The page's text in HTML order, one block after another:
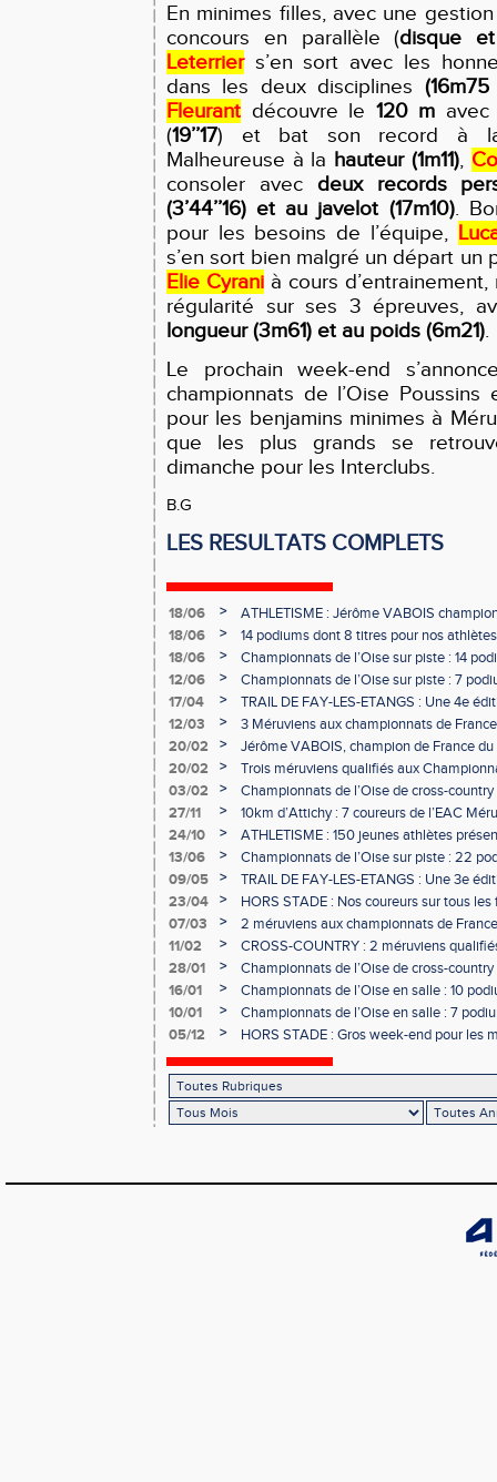
En minimes filles, avec une
concours en parallèle (disque
Leterriers’en sort avec les
dans les deux disciplines
Fleurant découvre le 120 m
(19’’17) et bat son record à
Malheureuse à la hauteur (1m11),
consoler avec deux records
(3’44’’16) et au javelot (17m10).
pour les besoins de l’équipe,
s’en sort bien malgré un départ un
Elie Cyrani à cours
régularité sur ses 3 épreuves,
longueur(3m61) et au poids (6m21).
Le prochain week-end
championnats de l’Oise
pour les benjamins minimes à
que les plus grands se
dimanche pour les Interclubs.
B.G
LES RESULTATS COMPLETS
18/06 >
ATHLETISME : Jérôme VABOIS
18/06
>
14 podiums dont 8 titres pour nos
18/06
>
Championnats de l’Oise sur piste : 14
12/06
>
Championnats de l’Oise sur piste : 7
17/04
>
TRAIL DE FAY-LES-ETANGS : Une 4e
participants !
12/03 >
3 Méruviens aux championnats de
20/02
>
Jérôme VABOIS, champion de France
20/02
>
Trois méruviens qualifiés aux
country !
03/02 >
Championnats de l’Oise de cross-
les méruviens !
27/11 >
10km d’Attichy : 7 coureurs de l’EAC
de France !
24/10 >
ATHLETISME : 150 jeunes athlètes
13/06
>
Championnats de l’Oise sur piste : 22
09/05
>
TRAIL DE FAY-LES-ETANGS : Une 3e
23/04
>
HORS STADE : Nos coureurs sur tous les
07/03
>
2 méruviens aux championnats de
11/02
>
CROSS-COUNTRY : 2 méruviens
France !
28/01 >
Championnats de l’Oise de cross-
l’EAC Méru !
16/01 >
Championnats de l’Oise en salle : 10
10/01
>
Championnats de l’Oise en salle : 7
05/12
> HORS STADE : Gros week-end pour les